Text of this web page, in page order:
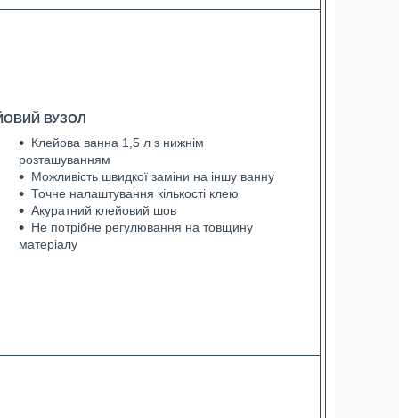
ВУЗОЛ
Клейова ванна 1,5 л з нижнім
розташуванням
Можливість швидкої заміни на іншу ванну
Точне налаштування кількості клею
Акуратний клейовий шов
Не потрібне регулювання на товщину
матеріалу